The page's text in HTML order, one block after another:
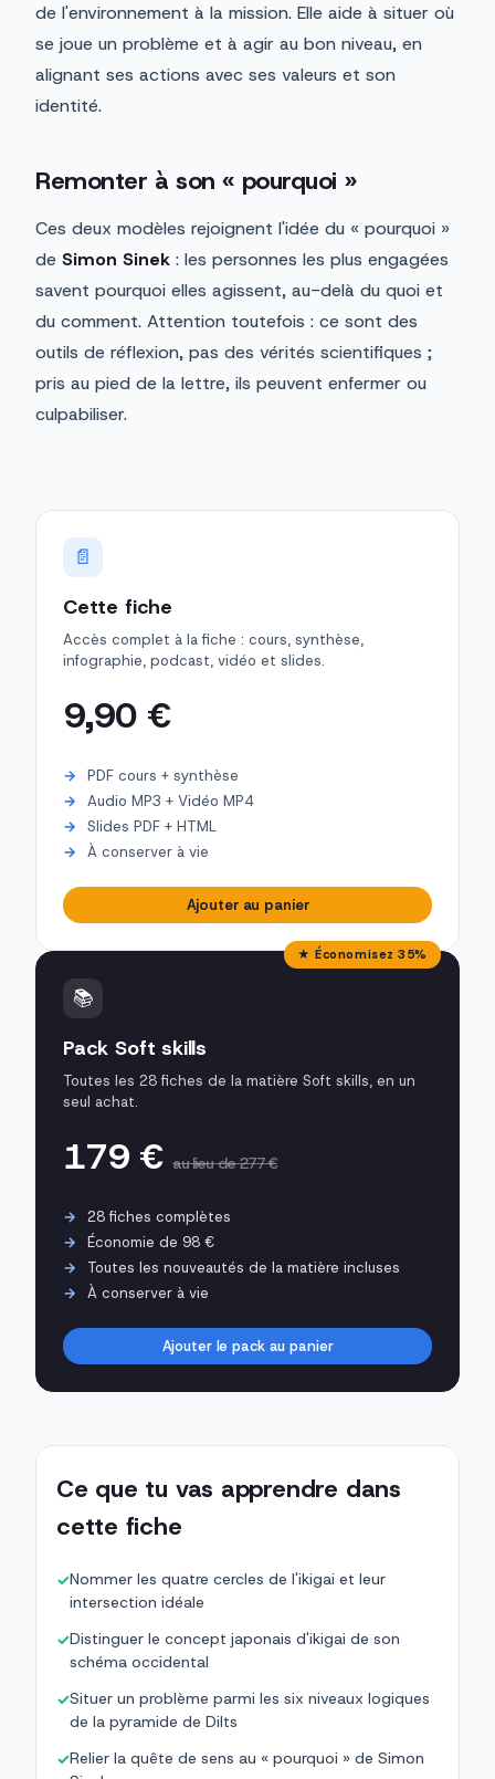
de l'environnement à la mission. Elle aide à situer où
se joue un problème et à agir au bon niveau, en
alignant ses actions avec ses valeurs et son
identité.
Remonter à son « pourquoi »
Ces deux modèles rejoignent l'idée du « pourquoi »
de Simon Sinek : les personnes les plus engagées
savent pourquoi elles agissent, au-delà du quoi et
du comment. Attention toutefois : ce sont des
outils de réflexion, pas des vérités scientifiques ;
pris au pied de la lettre, ils peuvent enfermer ou
culpabiliser.
📄
Cette fiche
Accès complet à la fiche : cours, synthèse,
infographie, podcast, vidéo et slides.
9,90 €
PDF cours + synthèse
Audio MP3 + Vidéo MP4
Slides PDF + HTML
À conserver à vie
Ajouter au panier
★ Économisez 35%
📚
Pack Soft skills
Toutes les 28 fiches de la matière Soft skills, en un
seul achat.
179 €au lieu de 277 €
28 fiches complètes
Économie de 98 €
Toutes les nouveautés de la matière incluses
À conserver à vie
Ajouter le pack au panier
Ce que tu vas apprendre dans
cette fiche
✓Nommer les quatre cercles de l'ikigai et leur
intersection idéale
✓Distinguer le concept japonais d'ikigai de son
schéma occidental
✓Situer un problème parmi les six niveaux logiques
de la pyramide de Dilts
✓Relier la quête de sens au « pourquoi » de Simon